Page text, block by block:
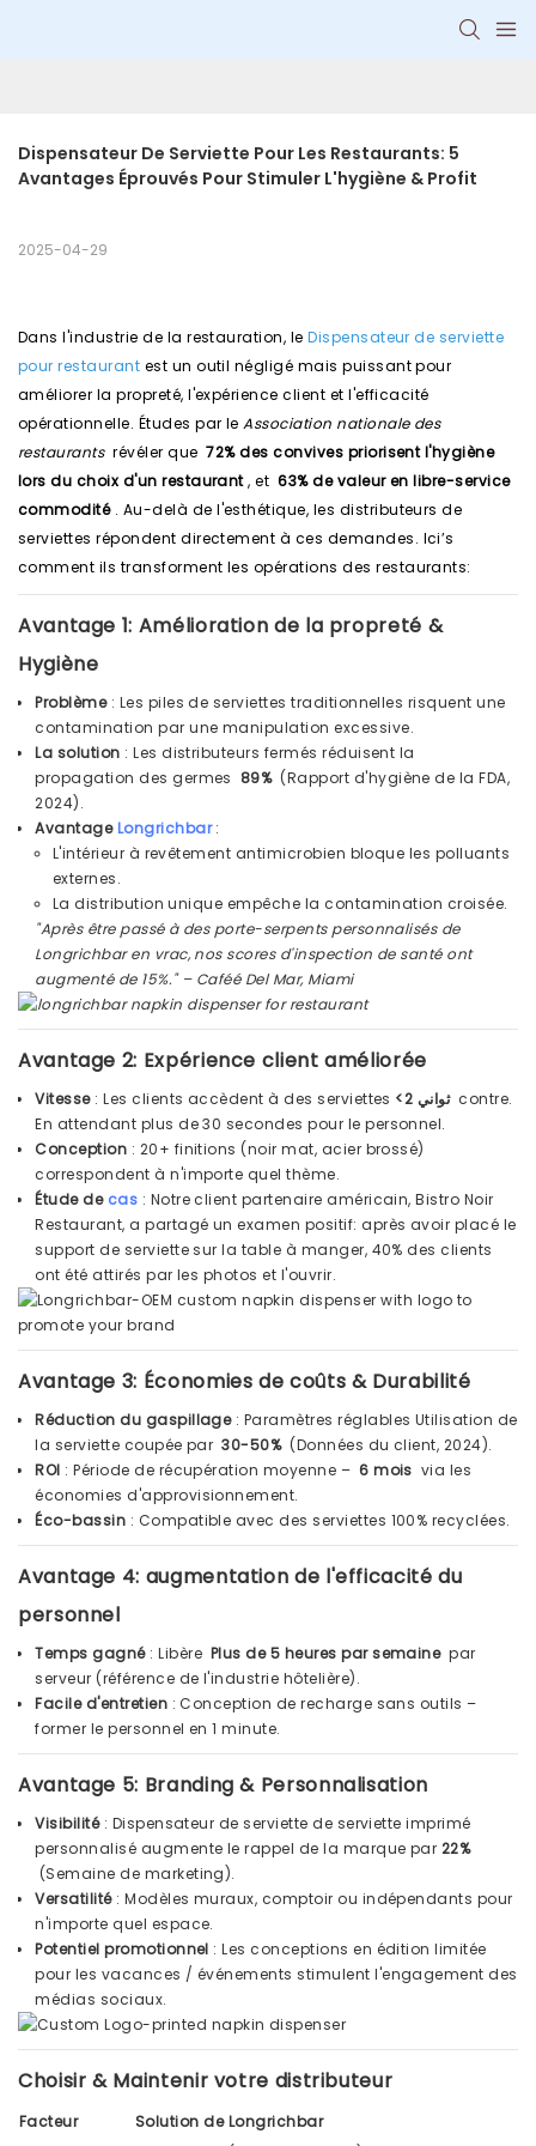
Dispensateur De Serviette Pour Les Restaurants: 5
Avantages Éprouvés Pour Stimuler L'hygiène & Profit
2025-04-29
Dans l'industrie de la restauration, leDispensateur de serviette
pour restaurant est un outil négligé mais puissant pour
améliorer la propreté, l'expérience client et l'efficacité
opérationnelle. Études par leAssociation nationale des
restaurants révéler que 72% des convives priorisent l'hygiène
lors du choix d'un restaurant, et 63% de valeur en libre-service
commodité . Au-delà de l'esthétique, les distributeurs de
serviettes répondent directement à ces demandes. Ici’s
comment ils transforment les opérations des restaurants:
Avantage 1: Amélioration de la propreté &
Hygiène
Problème : Les piles de serviettes traditionnelles risquent une
contamination par une manipulation excessive.
La solution : Les distributeurs fermés réduisent la
propagation des germes 89% (Rapport d'hygiène de la FDA,
2024).
AvantageLongrichbar:
L'intérieur à revêtement antimicrobien bloque les polluants
externes.
La distribution unique empêche la contamination croisée.
"Après être passé à des porte-serpents personnalisés de
Longrichbar en vrac, nos scores d'inspection de santé ont
augmenté de 15%." – Caféé Del Mar, Miami
Avantage 2: Expérience client améliorée
Vitesse : Les clients accèdent à des serviettes <2 ثواني contre.
En attendant plus de 30 secondes pour le personnel.
Conception : 20+ finitions (noir mat, acier brossé)
correspondent à n'importe quel thème.
Étude de cas : Notre client partenaire américain, Bistro Noir
Restaurant, a partagé un examen positif: après avoir placé le
support de serviette sur la table à manger, 40% des clients
ont été attirés par les photos et l'ouvrir.
Avantage 3: Économies de coûts & Durabilité
Réduction du gaspillage : Paramètres réglables Utilisation de
la serviette coupée par 30-50% (Données du client, 2024).
ROI : Période de récupération moyenne – 6 mois via les
économies d'approvisionnement.
Éco-bassin : Compatible avec des serviettes 100% recyclées.
Avantage 4: augmentation de l'efficacité du
personnel
Temps gagné : Libère Plus de 5 heures par semaine par
serveur (référence de l'industrie hôtelière).
Facile d'entretien : Conception de recharge sans outils –
former le personnel en 1 minute.
Avantage 5: Branding & Personnalisation
Visibilité : Dispensateur de serviette de serviette imprimé
personnalisé augmente le rappel de la marque par 22%
(Semaine de marketing).
Versatilité : Modèles muraux, comptoir ou indépendants pour
n'importe quel espace.
Potentiel promotionnel : Les conceptions en édition limitée
pour les vacances / événements stimulent l'engagement des
médias sociaux.
Choisir & Maintenir votre distributeur
Facteur
Solution de Longrichbar